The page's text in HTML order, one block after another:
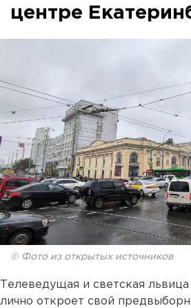
центре
© Фото из открытых источников
Телеведущая и светская
лично откроет свой